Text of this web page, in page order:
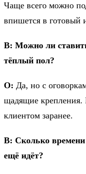
Чаще всего можно
впишется в готовый
В: Можно ли
тёплый пол?
О: Да, но с
щадящие крепления.
клиентом заранее.
В: Сколько времени
ещё идёт?